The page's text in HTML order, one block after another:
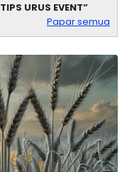
TIPS URUS EVENT
Papar semua